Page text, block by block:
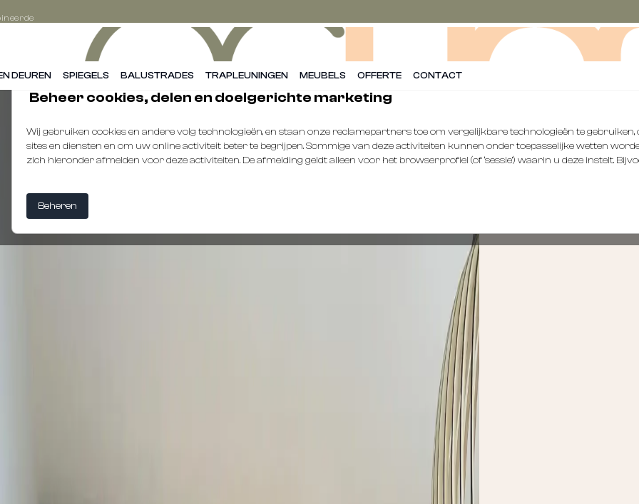
Beheer cookies, delen en doelgerichte marketing
Wij gebruiken cookies en andere volg technologieën, en staan onze reclamepartners toe om vergelijkbare technologieën te
sites en diensten en om uw online activiteit beter te begrijpen. Sommige van deze activiteiten kunnen onder toepasselijke wetten worden
zich hieronder afmelden voor deze activiteiten. De afmelding geldt alleen voor het browserprofiel (of ‘sessie’) waarin u deze instelt.
Beheren
je
DEUREN SPIEGELS BALUSTRADES TRAPLEUNINGEN MEUBELS OFFERTE CONTACT